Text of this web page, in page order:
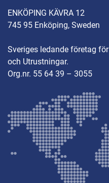
ENKÖPING KÄVRA 12
745 95 Enköping, Sweden
Sveriges ledande företag
och Utrustningar.
Org.nr. 55 64 39 – 3055